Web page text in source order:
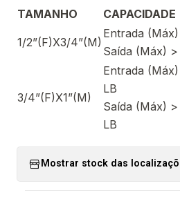
TAMANHO CAPACIDADE
1/2”(F)X3/4”(M)
Entrada
Saída (Máx)
3/4”(F)X1”(M)
Entrada
LB
Saída (Máx)
LB
Mostrar stock das